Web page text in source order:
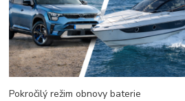
Pokročilý režim obnovy baterie